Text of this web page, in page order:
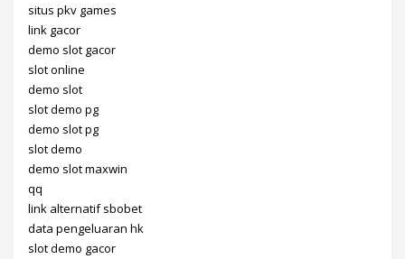
situs pkv games
link gacor
demo slot gacor
slot online
demo slot
slot demo pg
demo slot pg
slot demo
demo slot maxwin
qq
link alternatif sbobet
data pengeluaran hk
slot demo gacor